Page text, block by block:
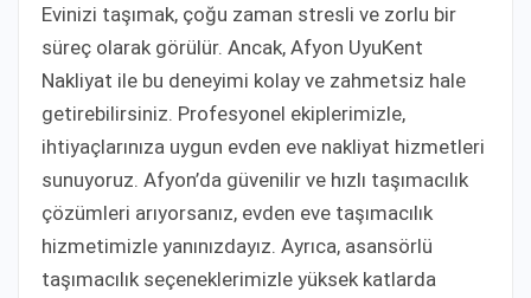
Evinizi taşımak, çoğu zaman stresli ve zorlu bir
süreç olarak görülür. Ancak, Afyon UyuKent
Nakliyat ile bu deneyimi kolay ve zahmetsiz hale
getirebilirsiniz. Profesyonel ekiplerimizle,
ihtiyaçlarınıza uygun evden eve nakliyat hizmetleri
sunuyoruz. Afyon’da güvenilir ve hızlı taşımacılık
çözümleri arıyorsanız, evden eve taşımacılık
hizmetimizle yanınızdayız. Ayrıca, asansörlü
taşımacılık seçeneklerimizle yüksek katlarda